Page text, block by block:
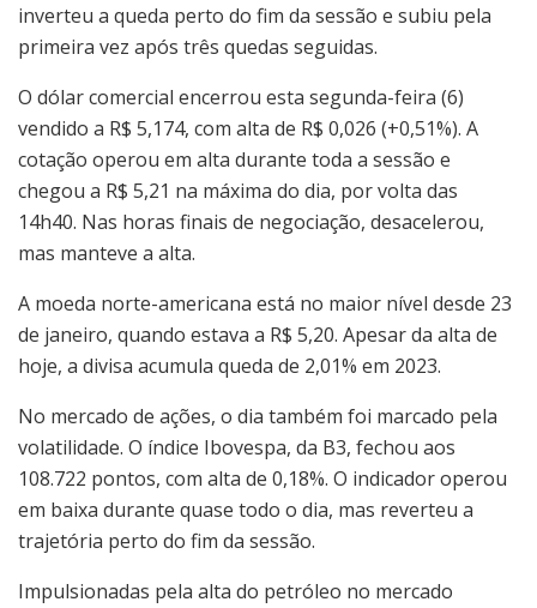
inverteu a queda perto do fim da sessão e subiu pela
primeira vez após três quedas seguidas.
O dólar comercial encerrou esta segunda-feira (6)
vendido a R$ 5,174, com alta de R$ 0,026 (+0,51%). A
cotação operou em alta durante toda a sessão e
chegou a R$ 5,21 na máxima do dia, por volta das
14h40. Nas horas finais de negociação, desacelerou,
mas manteve a alta.
A moeda norte-americana está no maior nível desde 23
de janeiro, quando estava a R$ 5,20. Apesar da alta de
hoje, a divisa acumula queda de 2,01% em 2023.
No mercado de ações, o dia também foi marcado pela
volatilidade. O índice Ibovespa, da B3, fechou aos
108.722 pontos, com alta de 0,18%. O indicador operou
em baixa durante quase todo o dia, mas reverteu a
trajetória perto do fim da sessão.
Impulsionadas pela alta do petróleo no mercado